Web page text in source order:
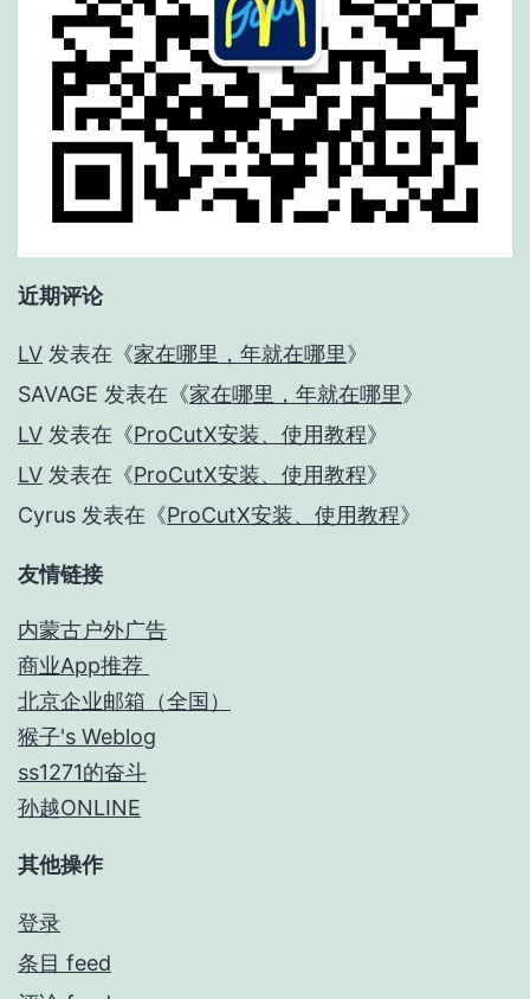
近期评论
LV 发表在《家在哪里，年就在哪里》
SAVAGE 发表在《家在哪里，年就在哪里》
LV 发表在《ProCutX安装、使用教程》
LV 发表在《ProCutX安装、使用教程》
Cyrus 发表在《ProCutX安装、使用教程》
友情链接
内蒙古户外广告
商业App推荐
北京企业邮箱（全国）
猴子's Weblog
ss1271的奋斗
孙越ONLINE
其他操作
登录
条目 feed